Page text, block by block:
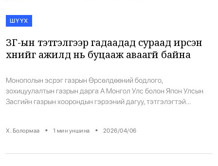
ШҮҮХ
ЗГ-ын тэтгэлгээр гадаадад сураад ирсэн
хүнийг ажилд нь буцааж аваагүй байна
Монополын эсрэг газрын Өрсөлдөөний бодлого,
зохицуулалтын газрын дарга А Монгол Улс болон Япон Улсын
Засгийн газрын хоорондын гэрээний дагуу, тэтгэлэгтэй
газар урьд нь эрхэлж байсан албан тушаалд нь буцаан
болон давж […]
Х. Болормаа • 1 мин уншина • 2026/04/06